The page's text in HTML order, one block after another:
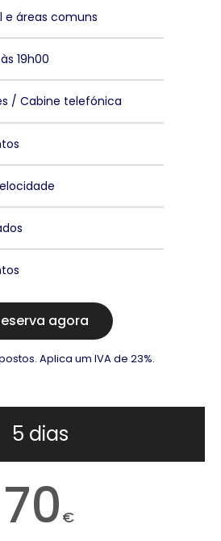
e áreas comuns
19h00
/ Cabine telefónica
agora
Aplica um IVA de 23%.
5 dias
70 €